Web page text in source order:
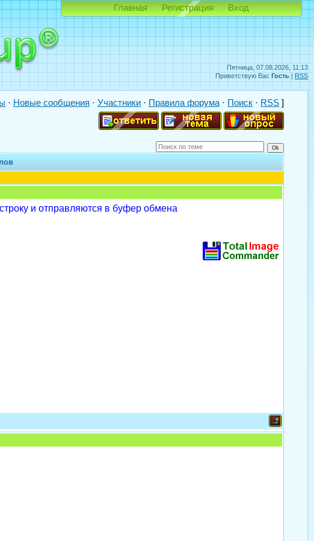
Пятница, 07.08.2026, 11:13
Приветствую Вас Гость | RSS
Главная Регистрация Вход
· Новые сообщения · Участники · Правила форума · Поиск · RSS ]
и отправляются в буфер обмена